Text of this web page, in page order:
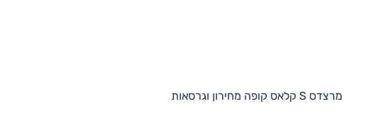
מרצדס S קלאס קופה מחירון וגרסאות